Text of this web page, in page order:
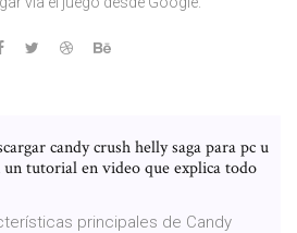
candy crush helly saga para pc u
tutorial en video que explica todo
principales de Candy